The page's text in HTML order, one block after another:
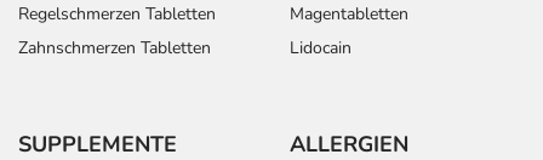
Regelschmerzen Tabletten
Zahnschmerzen Tabletten
Magentabletten
Lidocain
SUPPLEMENTE ALLERGIEN